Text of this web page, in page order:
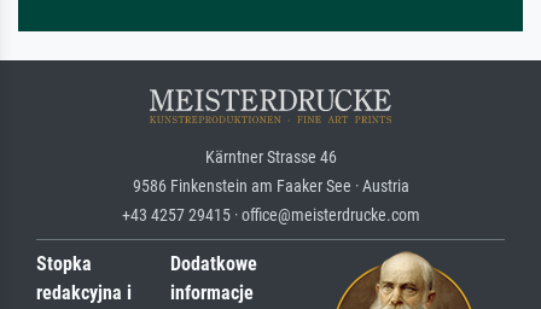
Kärntner Strasse 46
9586 Finkenstein am Faaker See · Austria
+43 4257 29415 · office@meisterdrucke.com
Stopka
redakcyjna i
Dodatkowe
informacje